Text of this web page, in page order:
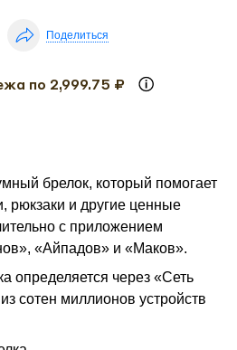
Поделиться
по 2,999.75 ₽
брелок, который помогает
рюкзаки и другие ценные
с приложением
«Айпадов» и «Маков».
определяется через «Сеть
сотен миллионов устройств